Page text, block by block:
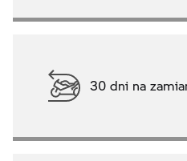
30 dni na